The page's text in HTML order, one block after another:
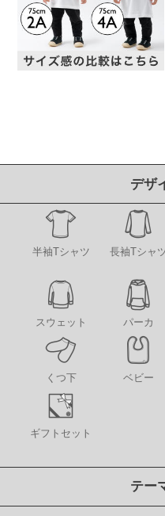
デザ
半袖Tシャツ 長袖Tシャ
スウェット パーカ
くつ下 ベビー
ギフトセット
テー